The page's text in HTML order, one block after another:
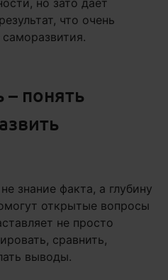
но зато дает
что очень
– понять
знание факта, а глубину
открытые вопросы
не просто
сравнить,
выводы.